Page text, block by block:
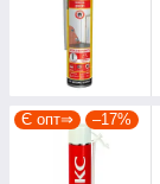
Є опт⇒ –17%